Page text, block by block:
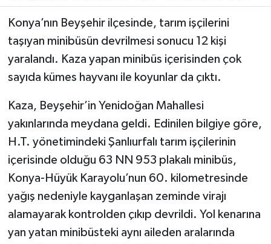
Konya’nın Beyşehir ilçesinde, tarım işçilerini
taşıyan minibüsün devrilmesi sonucu 12 kişi
yaralandı. Kaza yapan minibüs içerisinden çok
sayıda kümes hayvanı ile koyunlar da çıktı.
Kaza, Beyşehir’in Yenidoğan Mahallesi
yakınlarında meydana geldi. Edinilen bilgiye göre,
H.T. yönetimindeki Şanlıurfalı tarım işçilerinin
içerisinde olduğu 63 NN 953 plakalı minibüs,
Konya-Hüyük Karayolu’nun 60. kilometresinde
yağış nedeniyle kayganlaşan zeminde virajı
alamayarak kontrolden çıkıp devrildi. Yol kenarına
yan yatan minibüsteki aynı aileden aralarında
VEFAT
BİLİM&TEKNOLOJİ
BÖLGE
TÜRKİYE